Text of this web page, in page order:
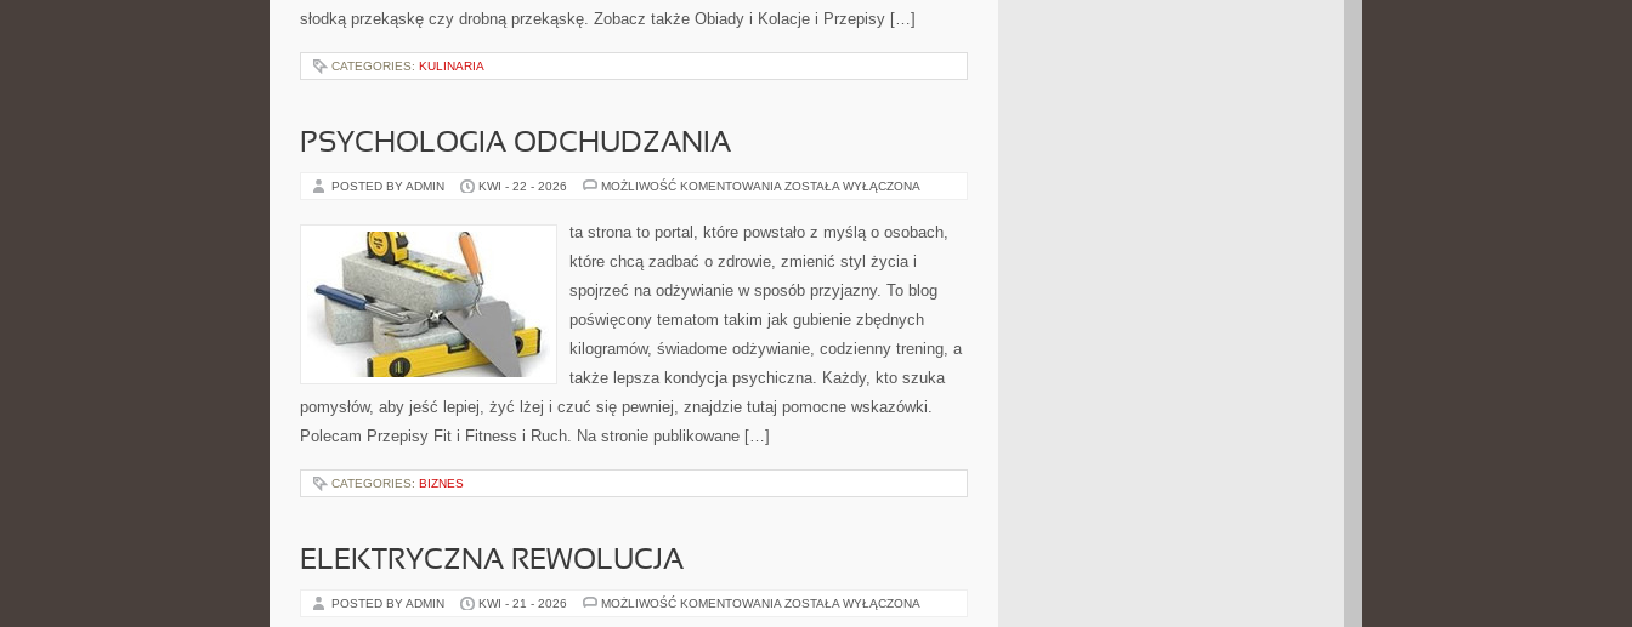
słodką przekąskę czy drobną przekąskę. Zobacz także Obiady i Kolacje i Przepisy […]
CATEGORIES: KULINARIA
PSYCHOLOGIA ODCHUDZANIA
POSTED BY ADMIN KWI - 22 - 2026 MOŻLIWOŚĆ KOMENTOWANIA PSYCHOLOGIA
ZOSTAŁA WYŁĄCZONA
ta strona to portal, które powstało z myślą o osobach,
które chcą zadbać o zdrowie, zmienić styl życia i
spojrzeć na odżywianie w sposób przyjazny. To blog
poświęcony tematom takim jak gubienie zbędnych
kilogramów, świadome odżywianie, codzienny trening, a
także lepsza kondycja psychiczna. Każdy, kto szuka
pomysłów, aby jeść lepiej, żyć lżej i czuć się pewniej, znajdzie tutaj pomocne wskazówki.
Polecam Przepisy Fit i Fitness i Ruch. Na stronie publikowane […]
CATEGORIES: BIZNES
ELEKTRYCZNA REWOLUCJA
POSTED BY ADMIN KWI - 21 - 2026 MOŻLIWOŚĆ KOMENTOWANIA ELEKTRYCZNA
ZOSTAŁA WYŁĄCZONA